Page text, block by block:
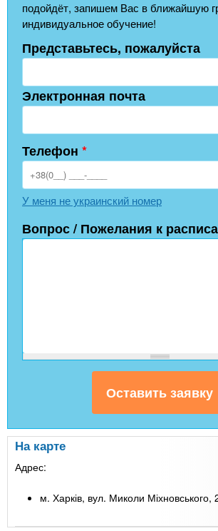
подойдёт, запишем Вас в ближайшую
индивидуальное обучение!
Представьтесь, пожалуйста
Электронная почта
Телефон *
У меня не украинский номер
Вопрос / Пожелания к
На карте
Адрес:
м. Харків, вул. Миколи Міхновського,